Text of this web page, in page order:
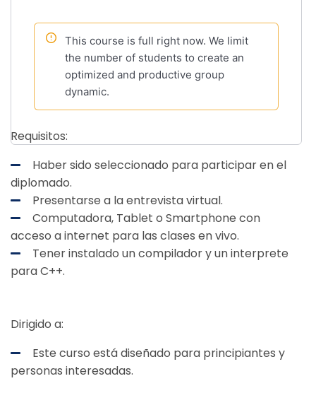
This course is full right now. We limit
the number of students to create an
optimized and productive group
dynamic.
Requisitos:
Haber sido seleccionado para participar en el
diplomado.
Presentarse a la entrevista virtual.
Computadora, Tablet o Smartphone con
acceso a internet para las clases en vivo.
Tener instalado un compilador y un interprete
para C++.
Dirigido a:
Este curso está diseñado para principiantes y
personas interesadas.